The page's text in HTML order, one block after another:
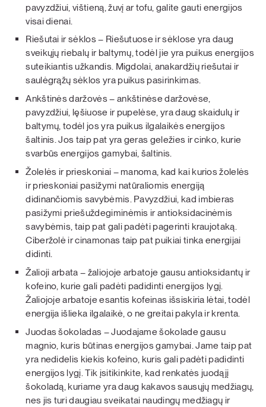
pavyzdžiui, vištieną, žuvį ar tofu, galite gauti energijos
visai dienai.
Riešutai ir sėklos – Riešutuose ir sėklose yra daug
sveikųjų riebalų ir baltymų, todėl jie yra puikus energijos
suteikiantis užkandis. Migdolai, anakardžių riešutai ir
saulėgrąžų sėklos yra puikus pasirinkimas.
Ankštinės daržovės – ankštinėse daržovėse,
pavyzdžiui, lęšiuose ir pupelėse, yra daug skaidulų ir
baltymų, todėl jos yra puikus ilgalaikės energijos
šaltinis. Jos taip pat yra geras geležies ir cinko, kurie
svarbūs energijos gamybai, šaltinis.
Žolelės ir prieskoniai – manoma, kad kai kurios žolelės
ir prieskoniai pasižymi natūraliomis energiją
didinančiomis savybėmis. Pavyzdžiui, kad imbieras
pasižymi priešuždegiminėmis ir antioksidacinėmis
savybėmis, taip pat gali padėti pagerinti kraujotaką.
Ciberžolė ir cinamonas taip pat puikiai tinka energijai
didinti.
Žalioji arbata – žaliojoje arbatoje gausu antioksidantų ir
kofeino, kurie gali padėti padidinti energijos lygį.
Žaliojoje arbatoje esantis kofeinas išsiskiria lėtai, todėl
energija išlieka ilgalaikė, o ne greitai pakyla ir krenta.
Juodas šokoladas – Juodajame šokolade gausu
magnio, kuris būtinas energijos gamybai. Jame taip pat
yra nedidelis kiekis kofeino, kuris gali padėti padidinti
energijos lygį. Tik įsitikinkite, kad renkatės juodąjį
šokoladą, kuriame yra daug kakavos sausųjų medžiagų,
nes jis turi daugiau sveikatai naudingų medžiagų ir